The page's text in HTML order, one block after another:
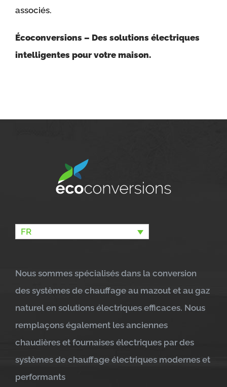
associés.
Écoconversions – Des solutions électriques
intelligentes pour votre maison.
FR
Nous sommes spécialisés dans la conversion
des systèmes de chauffage au mazout et au gaz
naturel en solutions électriques efficaces. Nous
remplaçons également les anciennes
chaudières et fournaises électriques par des
systèmes de chauffage électriques modernes et
performants